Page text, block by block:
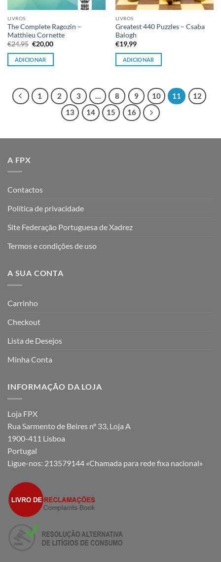
LIVROS
The Complete Ragozin –
Matthieu Cornette
€24,95 O
preço
original
era:
€20,00O
atual
ADICIONAR
LIVROS
Greatest 440 Puzzles – Csaba
Balogh
€19,99
ADICIONAR
1 2 3 … 8 9 10 11
12
13
14 15 16
A FPX
Contactos
Política de privacidade
Site Federação Portuguesa de Xadrez
Termos e condições de uso
A SUA CONTA
Carrinho
Checkout
Lista de Desejos
Minha Conta
INFORMAÇÃO DA LOJA
Loja FPX
Rua Sarmento de Beires nº 33, Loja A
1900-411 Lisboa
Portugal
Ligue-nos: 213579144 «Chamada para rede fixa nacional»